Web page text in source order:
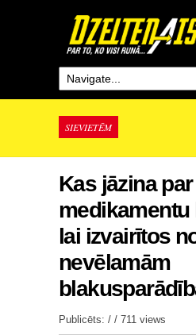
SIEVIETĒM
Kas jāzina par
medikamentu
lai izvairītos
nevēlamām
Publicēts: / / 711 views